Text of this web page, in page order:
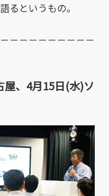
るというもの。
－－－－－－－－－
、4月15日(水)ソ